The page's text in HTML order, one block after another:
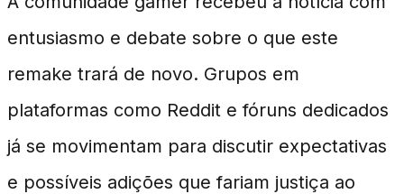
entusiasmo e debate sobre o que este
remake trará de novo. Grupos em
plataformas como Reddit e fóruns dedicados
já se movimentam para discutir expectativas
e possíveis adições que fariam justiça ao